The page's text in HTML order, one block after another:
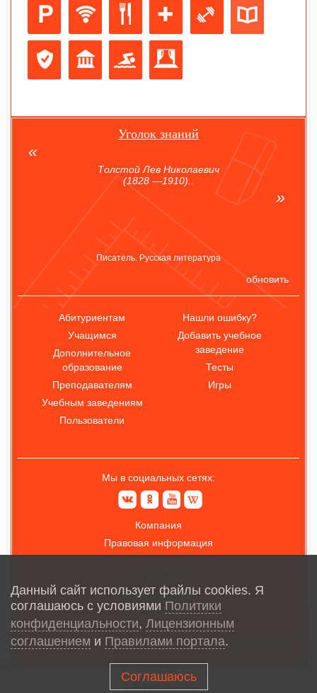
Уголок знаний
Толстой Лев Николаевич
(1828 —1910)..
Писатель. Русская литература
обновить
Абитуриентам
Учащимся
Дополнительное
образование
Преподавателям
Учебным заведениям
Пользователи
Нашли ошибку?
Добавить учебное
заведение
Тесты
Игры
Мы в социальных сетях:
Компания
Правовая информация
Обратная связь
Карта сайта
Данный сайт использует файлы cookies. Я
соглашаюсь с условиями Политики
конфиденциальности, Лицензионным
соглашением и Правилами портала.
Соглашаюсь